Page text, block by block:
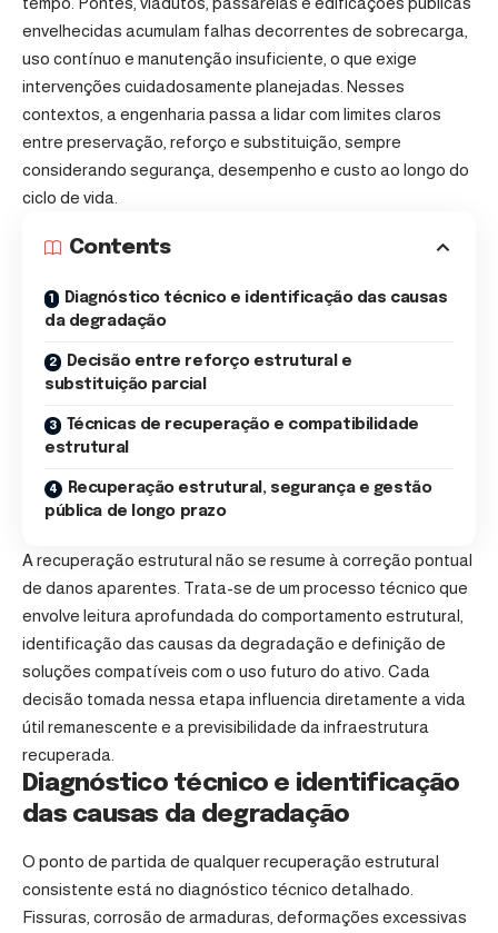
envelhecidas acumulam falhas decorrentes de sobrecarga,
uso contínuo e manutenção insuficiente, o que exige
intervenções cuidadosamente planejadas. Nesses
contextos, a engenharia passa a lidar com limites claros
entre preservação, reforço e substituição, sempre
considerando segurança, desempenho e custo ao longo do
ciclo de vida.
Contents
Diagnóstico técnico e identificação das causas
da degradação
Decisão entre reforço estrutural e
substituição parcial
Técnicas de recuperação e compatibilidade
estrutural
Recuperação estrutural, segurança e gestão
pública de longo prazo
A recuperação estrutural não se resume à correção pontual
de danos aparentes. Trata-se de um processo técnico que
envolve leitura aprofundada do comportamento estrutural,
identificação das causas da degradação e definição de
soluções compatíveis com o uso futuro do ativo. Cada
decisão tomada nessa etapa influencia diretamente a vida
útil remanescente e a previsibilidade da infraestrutura
recuperada.
Diagnóstico técnico e identificação
das causas da degradação
O ponto de partida de qualquer recuperação estrutural
consistente está no diagnóstico técnico detalhado.
Fissuras, corrosão de armaduras, deformações excessivas